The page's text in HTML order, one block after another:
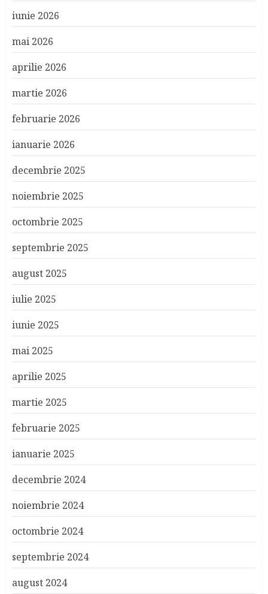
iunie 2026
mai 2026
aprilie 2026
martie 2026
februarie 2026
ianuarie 2026
decembrie 2025
noiembrie 2025
octombrie 2025
septembrie 2025
august 2025
iulie 2025
iunie 2025
mai 2025
aprilie 2025
martie 2025
februarie 2025
ianuarie 2025
decembrie 2024
noiembrie 2024
octombrie 2024
septembrie 2024
august 2024